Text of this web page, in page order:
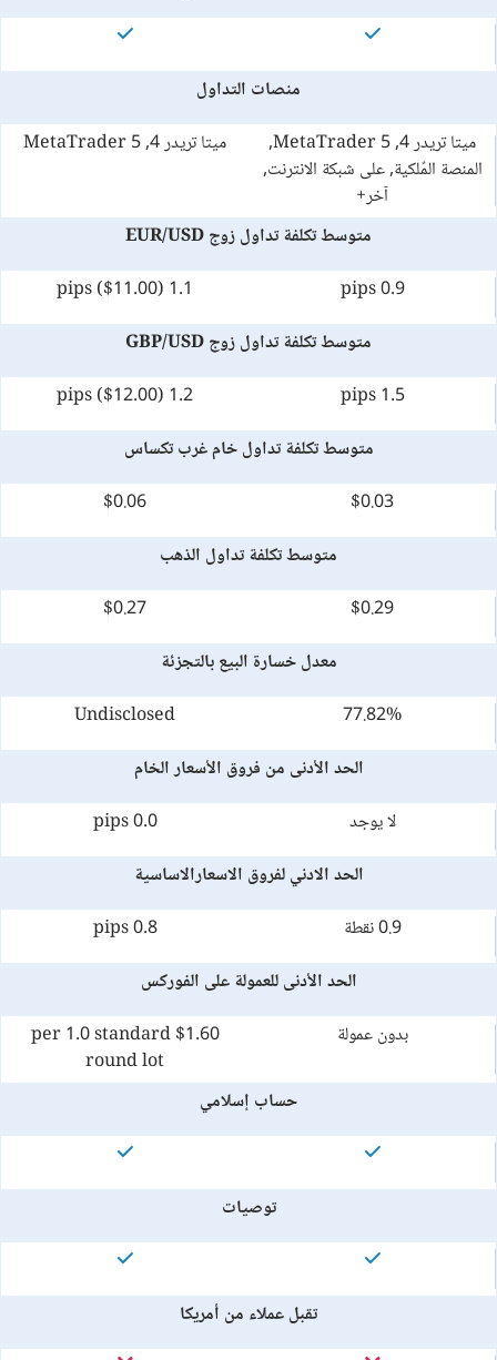
منصات التداول
ميتا تريدر 4, MetaTrader 5,
المنصة المٌلكية, على شبكة الانترنت,
آخر+
ميتا تريدر 4, MetaTrader 5
متوسط تكلفة تداول زوج EUR/USD
0.9 pips
1.1 pips ($11.00)
متوسط تكلفة تداول زوج GBP/USD
1.5 pips
1.2 pips ($12.00)
متوسط تكلفة تداول خام غرب تكساس
$0.03
$0.06
متوسط تكلفة تداول الذهب
$0.29
$0.27
معدل خسارة البيع بالتجزئة
77.82%
Undisclosed
الحد الأدنى من فروق الأسعار الخام
لا يوجد
0.0 pips
الحد الادني لفروق الاسعارالاساسية
0.9 نقطة
0.8 pips
الحد الأدنى للعمولة على الفوركس
بدون عمولة
$1.60 per 1.0 standard
round lot
حساب إسلامي
توصيات
تقبل عملاء من أمريكا